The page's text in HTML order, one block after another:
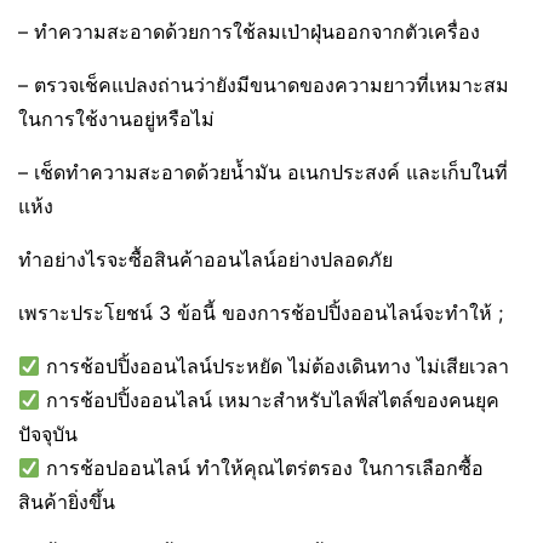
– ทำความสะอาดด้วยการใช้ลมเป่าฝุ่นออกจากตัวเครื่อง
– ตรวจเช็คแปลงถ่านว่ายังมีขนาดของความยาวที่เหมาะสม
ในการใช้งานอยู่หรือไม่
– เช็ดทำความสะอาดด้วยน้ำมัน อเนกประสงค์ และเก็บในที่
แห้ง
ทำอย่างไรจะซื้อสินค้าออนไลน์อย่างปลอดภัย
เพราะประโยชน์ 3 ข้อนี้ ของการช้อปปิ้งออนไลน์จะทำให้ ;
การช้อปปิ้งออนไลน์ประหยัด ไม่ต้องเดินทาง ไม่เสียเวลา
การช้อปปิ้งออนไลน์ เหมาะสำหรับไลฟ์สไตล์ของคนยุค
ปัจจุบัน
การช้อปออนไลน์ ทำให้คุณไตร่ตรอง ในการเลือกซื้อ
สินค้ายิ่งขึ้น